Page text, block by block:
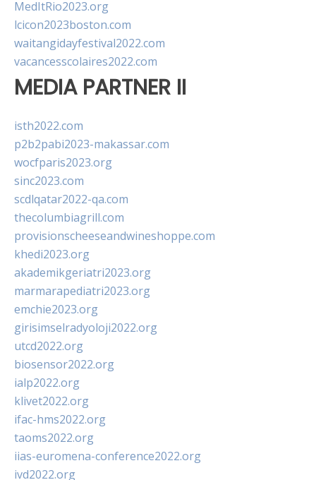
MedItRio2023.org
lcicon2023boston.com
waitangidayfestival2022.com
vacancesscolaires2022.com
MEDIA PARTNER II
isth2022.com
p2b2pabi2023-makassar.com
wocfparis2023.org
sinc2023.com
scdlqatar2022-qa.com
thecolumbiagrill.com
provisionscheeseandwineshoppe.com
khedi2023.org
akademikgeriatri2023.org
marmarapediatri2023.org
emchie2023.org
girisimselradyoloji2022.org
utcd2022.org
biosensor2022.org
ialp2022.org
klivet2022.org
ifac-hms2022.org
taoms2022.org
iias-euromena-conference2022.org
ivd2022.org